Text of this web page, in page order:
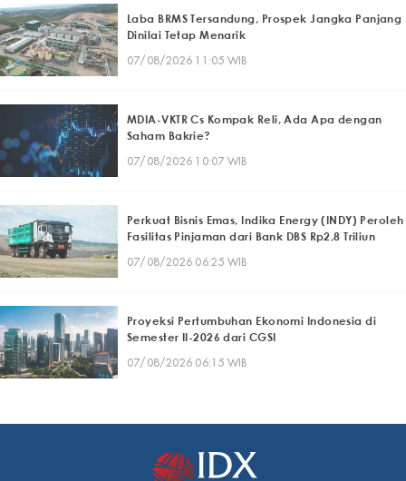
Laba BRMS Tersandung, Prospek Jangka Panjang
Dinilai Tetap Menarik
07/08/2026 11:05 WIB
MDIA-VKTR Cs Kompak Reli, Ada Apa dengan
Saham Bakrie?
07/08/2026 10:07 WIB
Perkuat Bisnis Emas, Indika Energy (INDY) Peroleh
Fasilitas Pinjaman dari Bank DBS Rp2,8 Triliun
07/08/2026 06:25 WIB
Proyeksi Pertumbuhan Ekonomi Indonesia di
Semester II-2026 dari CGSI
07/08/2026 06:15 WIB